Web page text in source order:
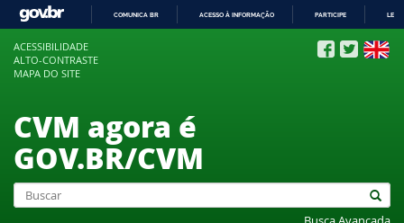
COMUNICA BR ACESSO À INFORMAÇÃO PARTICIPE
ACESSIBILIDADE
ALTO-CONTRASTE
MAPA DO SITE
CVM agora é
GOV.BR/CVM